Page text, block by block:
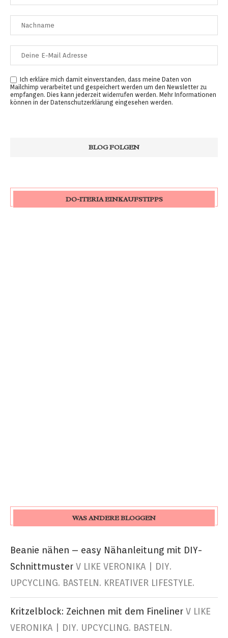
Ich erkläre mich damit einverstanden, dass meine Daten von
Mailchimp verarbeitet und gespeichert werden um den Newsletter zu
empfangen. Dies kann jederzeit widerrufen werden. Mehr Informationen
können in der Datenschutzerklärung eingesehen werden.
DO-ITERIA EINKAUFSTIPPS
WAS ANDERE BLOGGEN
Beanie nähen – easy Nähanleitung mit DIY-
Schnittmuster V LIKE VERONIKA | DIY.
UPCYCLING. BASTELN. KREATIVER LIFESTYLE.
Kritzelblock: Zeichnen mit dem Fineliner V LIKE
VERONIKA | DIY. UPCYCLING. BASTELN.